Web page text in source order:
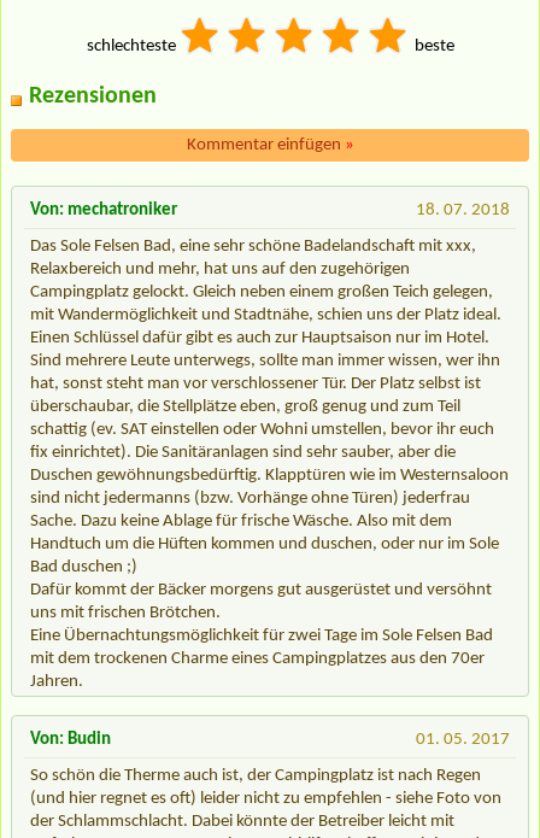
schlechteste beste
Rezensionen
Kommentar einfügen »
18. 07. 2018
Von: mechatroniker
Das Sole Felsen Bad, eine sehr schöne Badelandschaft mit xxx,
Relaxbereich und mehr, hat uns auf den zugehörigen
Campingplatz gelockt. Gleich neben einem großen Teich gelegen,
mit Wandermöglichkeit und Stadtnähe, schien uns der Platz ideal.
Einen Schlüssel dafür gibt es auch zur Hauptsaison nur im Hotel.
Sind mehrere Leute unterwegs, sollte man immer wissen, wer ihn
hat, sonst steht man vor verschlossener Tür. Der Platz selbst ist
überschaubar, die Stellplätze eben, groß genug und zum Teil
schattig (ev. SAT einstellen oder Wohni umstellen, bevor ihr euch
fix einrichtet). Die Sanitäranlagen sind sehr sauber, aber die
Duschen gewöhnungsbedürftig. Klapptüren wie im Westernsaloon
sind nicht jedermanns (bzw. Vorhänge ohne Türen) jederfrau
Sache. Dazu keine Ablage für frische Wäsche. Also mit dem
Handtuch um die Hüften kommen und duschen, oder nur im Sole
Bad duschen ;)
Dafür kommt der Bäcker morgens gut ausgerüstet und versöhnt
uns mit frischen Brötchen.
Eine Übernachtungsmöglichkeit für zwei Tage im Sole Felsen Bad
mit dem trockenen Charme eines Campingplatzes aus den 70er
Jahren.
01. 05. 2017
Von: Budin
So schön die Therme auch ist, der Campingplatz ist nach Regen
(und hier regnet es oft) leider nicht zu empfehlen - siehe Foto von
der Schlammschlacht. Dabei könnte der Betreiber leicht mit